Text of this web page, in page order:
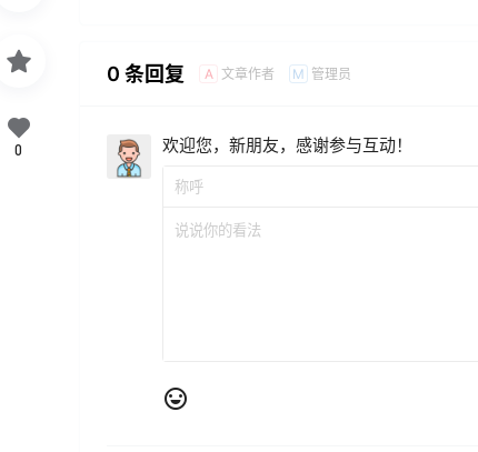
0
0 条回复 A 文章作者 M 管理员
欢迎您，新朋友，感谢参与互动！